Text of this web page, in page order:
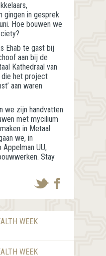
gingen in gesprek
Hoe bouwen we
Ehab te gast bij
aan bij de
Kathedraal van
die het project
aan waren
we zijn handvatten
met mycilium
in Metaal
we, in
UU,
Stay
WEEK
WEEK